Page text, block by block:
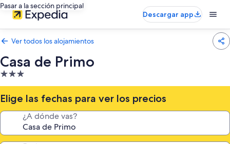
Pasar a la sección principal
Descargar app
Ver todos los alojamientos
Casa de Primo
Alojamiento
de
3.0 estrellas
Elige las fechas para ver los precios
¿A dónde vas?